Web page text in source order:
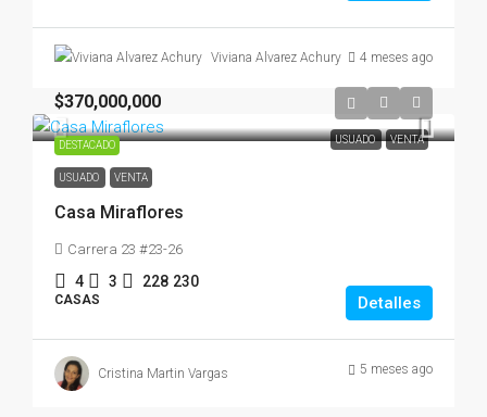
Viviana Alvarez Achury 4 meses ago
DESTACADO USUADO VENTA
$370,000,000
USUADO VENTA
Casa Miraflores
Carrera 23 #23-26
4 3 228 230
CASAS Detalles
Cristina Martin Vargas 5 meses ago